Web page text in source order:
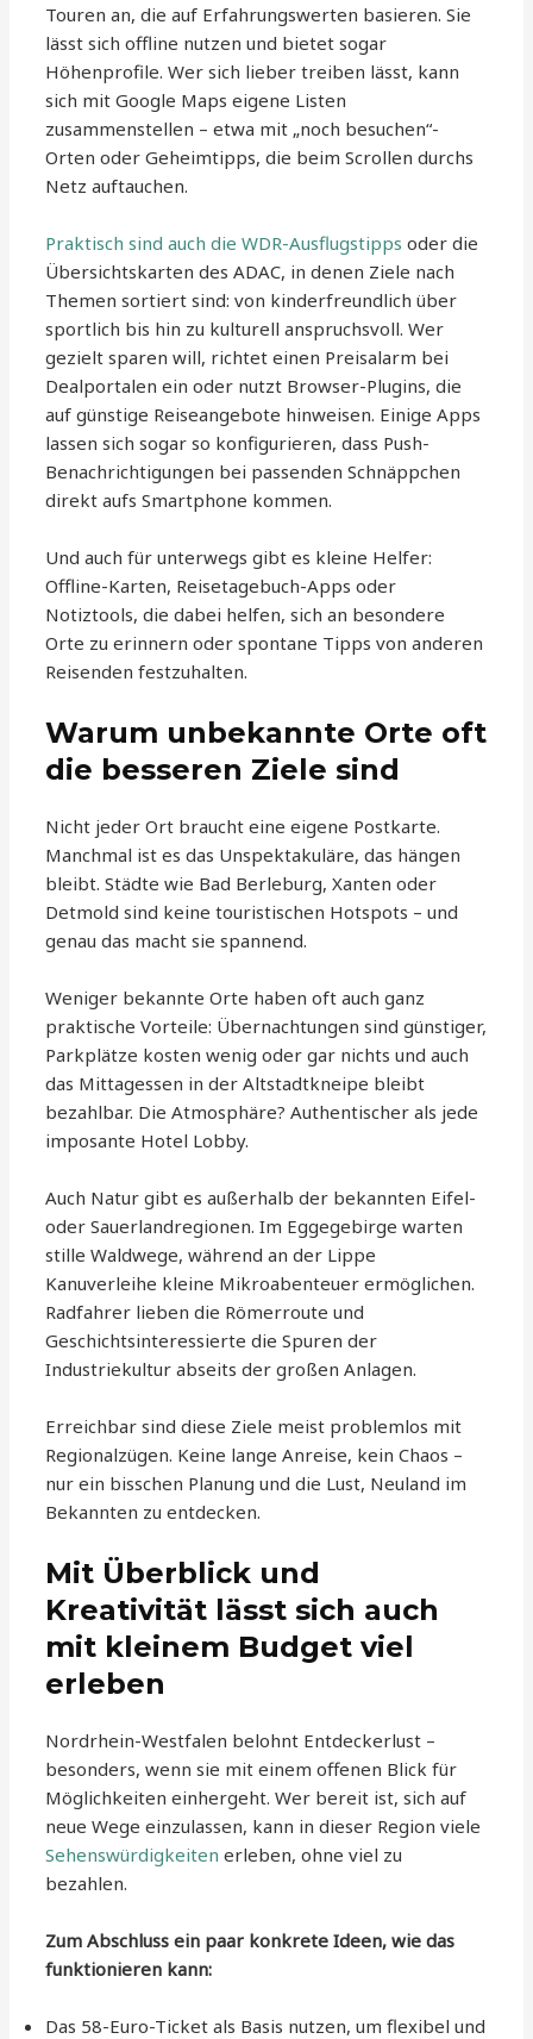
Touren an, die auf Erfahrungswerten basieren. Sie
lässt sich offline nutzen und bietet sogar
Höhenprofile. Wer sich lieber treiben lässt, kann
sich mit Google Maps eigene Listen
zusammenstellen – etwa mit „noch besuchen“-
Orten oder Geheimtipps, die beim Scrollen durchs
Netz auftauchen.
Praktisch sind auch die WDR-Ausflugstipps oder die
Übersichtskarten des ADAC, in denen Ziele nach
Themen sortiert sind: von kinderfreundlich über
sportlich bis hin zu kulturell anspruchsvoll. Wer
gezielt sparen will, richtet einen Preisalarm bei
Dealportalen ein oder nutzt Browser-Plugins, die
auf günstige Reiseangebote hinweisen. Einige Apps
lassen sich sogar so konfigurieren, dass Push-
Benachrichtigungen bei passenden Schnäppchen
direkt aufs Smartphone kommen.
Und auch für unterwegs gibt es kleine Helfer:
Offline-Karten, Reisetagebuch-Apps oder
Notiztools, die dabei helfen, sich an besondere
Orte zu erinnern oder spontane Tipps von anderen
Reisenden festzuhalten.
Warum unbekannte Orte oft
die besseren Ziele sind
Nicht jeder Ort braucht eine eigene Postkarte.
Manchmal ist es das Unspektakuläre, das hängen
bleibt. Städte wie Bad Berleburg, Xanten oder
Detmold sind keine touristischen Hotspots – und
genau das macht sie spannend.
Weniger bekannte Orte haben oft auch ganz
praktische Vorteile: Übernachtungen sind günstiger,
Parkplätze kosten wenig oder gar nichts und auch
das Mittagessen in der Altstadtkneipe bleibt
bezahlbar. Die Atmosphäre? Authentischer als jede
imposante Hotel Lobby.
Auch Natur gibt es außerhalb der bekannten Eifel-
oder Sauerlandregionen. Im Eggegebirge warten
stille Waldwege, während an der Lippe
Kanuverleihe kleine Mikroabenteuer ermöglichen.
Radfahrer lieben die Römerroute und
Geschichtsinteressierte die Spuren der
Industriekultur abseits der großen Anlagen.
Erreichbar sind diese Ziele meist problemlos mit
Regionalzügen. Keine lange Anreise, kein Chaos –
nur ein bisschen Planung und die Lust, Neuland im
Bekannten zu entdecken.
Mit Überblick und
Kreativität lässt sich auch
mit kleinem Budget viel
erleben
Nordrhein-Westfalen belohnt Entdeckerlust –
besonders, wenn sie mit einem offenen Blick für
Möglichkeiten einhergeht. Wer bereit ist, sich auf
neue Wege einzulassen, kann in dieser Region viele
Sehenswürdigkeiten erleben, ohne viel zu
bezahlen.
Zum Abschluss ein paar konkrete Ideen, wie das
funktionieren kann:
Das 58-Euro-Ticket als Basis nutzen, um flexibel und